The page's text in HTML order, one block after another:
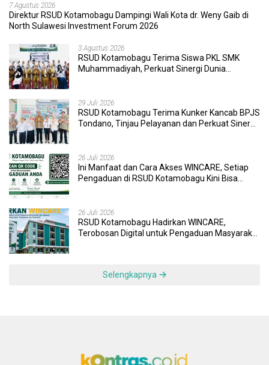
7 Agustus 2026
Direktur RSUD Kotamobagu Dampingi Wali Kota dr. Weny Gaib di
North Sulawesi Investment Forum 2026
3 Agustus 2026
RSUD Kotamobagu Terima Siswa PKL SMK
Muhammadiyah, Perkuat Sinergi Dunia
29 Juli 2026
RSUD Kotamobagu Terima Kunker Kancab BPJS
Tondano, Tinjau Pelayanan dan Perkuat Sinergi
26 Juli 2026
Ini Manfaat dan Cara Akses WINCARE, Setiap
Pengaduan di RSUD Kotamobagu Kini Bisa
26 Juli 2026
RSUD Kotamobagu Hadirkan WINCARE,
Terobosan Digital untuk Pengaduan Masyarakat
Selengkapnya